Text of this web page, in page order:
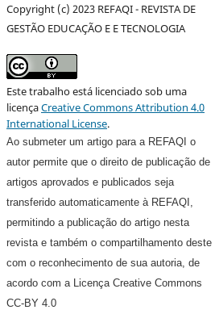
Copyright (c) 2023 REFAQI - REVISTA DE
GESTÃO EDUCAÇÃO E E TECNOLOGIA
Este trabalho está licenciado sob uma
licençaCreative Commons Attribution 4.0
International License.
Ao submeter um artigo para a REFAQI o
autor permite que o direito de publicação de
artigos aprovados e publicados seja
transferido automaticamente à REFAQI,
permitindo a publicação do artigo nesta
revista e também o compartilhamento deste
com o reconhecimento de sua autoria, de
acordo com a Licença Creative Commons
CC-BY 4.0